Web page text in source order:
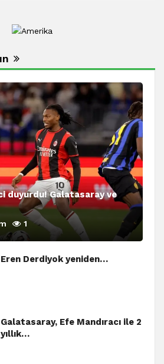
duyurdu! Galatasaray ve
1
Eren Derdiyok yeniden…
Galatasaray, Efe Mandıracı ile 2
yıllık…